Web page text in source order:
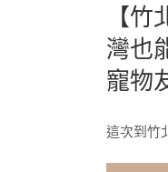
【
灣也
寵物
這次到竹